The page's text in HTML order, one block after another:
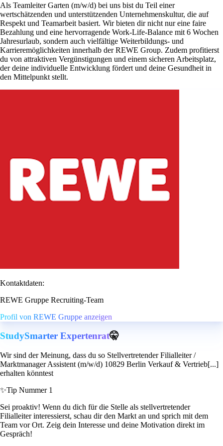
Als Teamleiter Garten (m/w/d) bei uns bist du Teil einer
wertschätzenden und unterstützenden Unternehmenskultur, die auf
Respekt und Teamarbeit basiert. Wir bieten dir nicht nur eine faire
Bezahlung und eine hervorragende Work-Life-Balance mit 6 Wochen
Jahresurlaub, sondern auch vielfältige Weiterbildungs- und
Karrieremöglichkeiten innerhalb der REWE Group. Zudem profitierst
du von attraktiven Vergünstigungen und einem sicheren Arbeitsplatz,
der deine individuelle Entwicklung fördert und deine Gesundheit in
den Mittelpunkt stellt.
Kontaktdaten:
REWE Gruppe Recruiting-Team
Profil von REWE Gruppe anzeigen
StudySmarter Expertenrat🤫
Wir sind der Meinung, dass du so Stellvertretender Filialleiter /
Marktmanager Assistent (m/w/d) 10829 Berlin Verkauf & Vertrieb[...]
erhalten könntest
✨Tip Nummer 1
Sei proaktiv! Wenn du dich für die Stelle als stellvertretender
Filialleiter interessierst, schau dir den Markt an und sprich mit dem
Team vor Ort. Zeig dein Interesse und deine Motivation direkt im
Gespräch!